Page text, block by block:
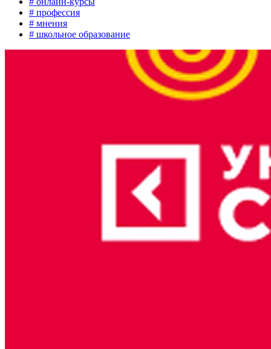
# профессия
# мнения
# школьное образование